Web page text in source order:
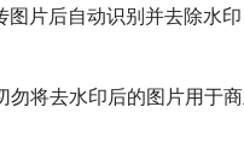
片后自动识别并去除水
将去水印后的图片用于